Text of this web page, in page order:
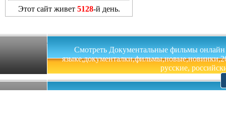
Этот сайт живет 5128-й день.
Смотреть Документальные фильмы онлайн
русские,